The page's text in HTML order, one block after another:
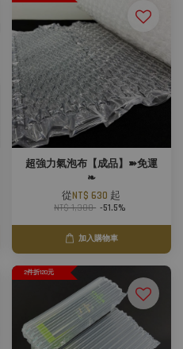
超強力氣泡布【成品】➽免運
❧
從NT$ 630 起
NT$ 1,300 -51.5%
加入購物車
2件折120元